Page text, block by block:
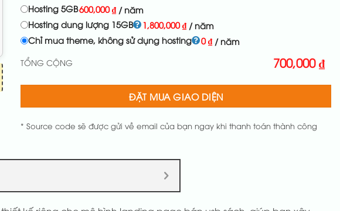
Hosting 5GB600,000₫ / năm
Hosting dung lượng 15GB
1,800,000₫ / năm
Chỉ mua theme, không sử dụng hosting
0₫ / năm
TỔNG CỘNG
700,000₫
ĐẶT MUA GIAO DIỆN
* Source code sẽ được gửi về email của bạn ngay khi thanh toán thành công